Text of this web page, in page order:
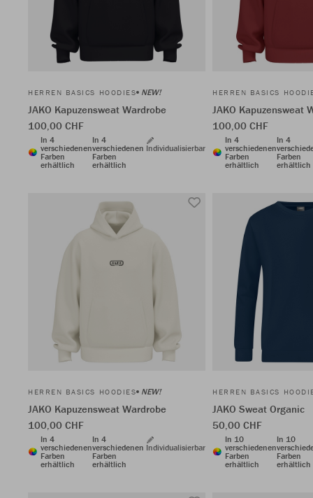
HERREN BASICS HOODIES NEW!
JAKO Kapuzensweat Wardrobe
100,00 CHF
In 4
verschiedenen
Farben
erhältlich
In 4
verschiedenen
Farben
erhältlich
Individualisierbar
HERREN BASICS
JAKO Kapuzensweat
100,00 CHF
In 4
verschiedenen
Farben
erhältlich
In 4
Farben
erhältlich
HERREN BASICS HOODIES NEW!
JAKO Kapuzensweat Wardrobe
100,00 CHF
In 4
verschiedenen
Farben
erhältlich
In 4
verschiedenen
Farben
erhältlich
Individualisierbar
HERREN BASICS
JAKO Sweat Organic
50,00 CHF
In 10
verschiedenen
Farben
erhältlich
In 10
Farben
erhältlich